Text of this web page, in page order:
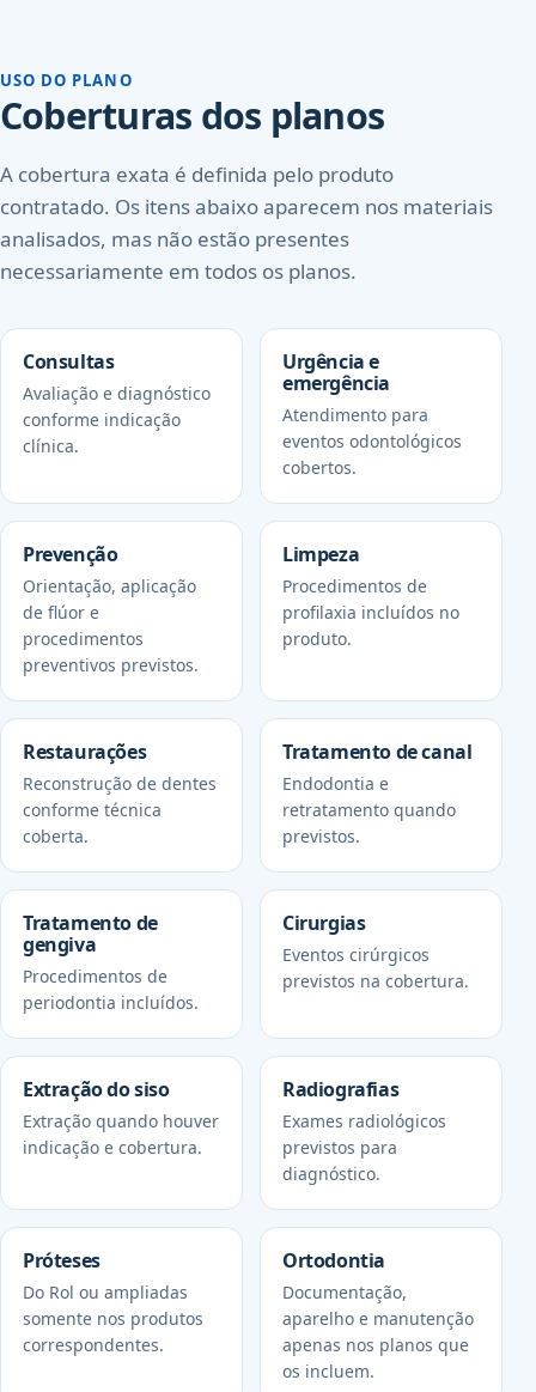
USO DO PLANO
Coberturas dos planos
A cobertura exata é definida pelo produto
contratado. Os itens abaixo aparecem nos materiais
analisados, mas não estão presentes
necessariamente em todos os planos.
Consultas
Avaliação e diagnóstico
conforme indicação
clínica.
Urgência e
emergência
Atendimento para
eventos odontológicos
cobertos.
Prevenção
Orientação, aplicação
de flúor e
procedimentos
preventivos previstos.
Limpeza
Procedimentos de
profilaxia incluídos no
produto.
Restaurações
Reconstrução de dentes
conforme técnica
coberta.
Tratamento de canal
Endodontia e
retratamento quando
previstos.
Tratamento de
gengiva
Procedimentos de
periodontia incluídos.
Cirurgias
Eventos cirúrgicos
previstos na cobertura.
Extração do siso
Extração quando houver
indicação e cobertura.
Radiografias
Exames radiológicos
previstos para
diagnóstico.
Próteses
Do Rol ou ampliadas
somente nos produtos
correspondentes.
Ortodontia
Documentação,
aparelho e manutenção
apenas nos planos que
os incluem.